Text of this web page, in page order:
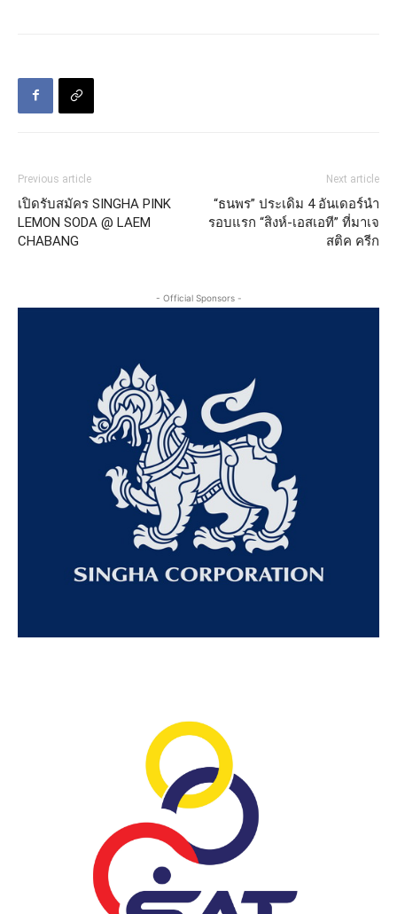
Previous article
เปิดรับสมัคร SINGHA PINK
LEMON SODA @ LAEM
CHABANG
Next article
“ธนพร” ประเดิม 4 อันเดอร์นำ
รอบแรก “สิงห์-เอสเอที” ที่มาเจ
สติค ครีก
- Official Sponsors -